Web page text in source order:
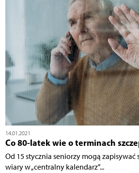
14.01.2021
Co 80-latek wie o terminach
Od 15 stycznia seniorzy mogą zapisywać
wiary w „centralny kalendarz”...